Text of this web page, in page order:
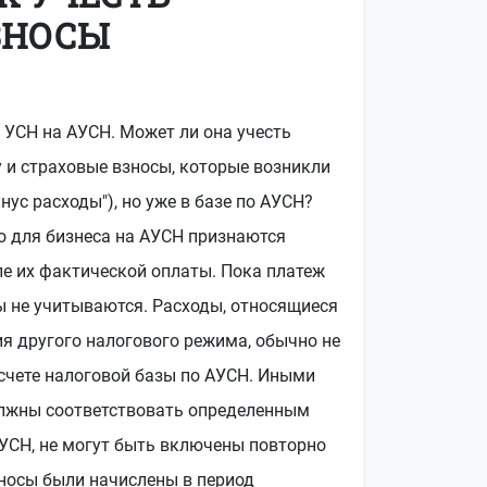
на АУСН. Может ли она учесть
страховые взносы, которые возникли
расходы"), но уже в базе по АУСН?
для бизнеса на АУСН признаются
их фактической оплаты. Пока платеж
не учитываются. Расходы, относящиеся
другого налогового режима, обычно не
налоговой базы по АУСН. Иными
соответствовать определенным
не могут быть включены повторно
были начислены в период